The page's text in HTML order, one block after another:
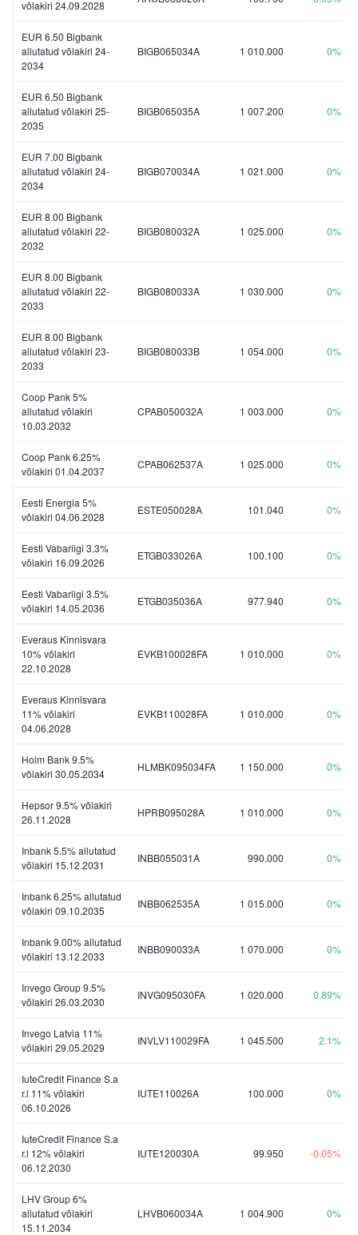
võlakiri 24.09.2028
EUR 6.50 Bigbank
allutatud võlakiri 24-
2034
BIGB065034A 1 010.000 0%
EUR 6.50 Bigbank
allutatud võlakiri 25-
2035
BIGB065035A 1 007.200 0%
EUR 7.00 Bigbank
allutatud võlakiri 24-
2034
BIGB070034A 1 021.000 0%
EUR 8.00 Bigbank
allutatud võlakiri 22-
2032
BIGB080032A 1 025.000 0%
EUR 8.00 Bigbank
allutatud võlakiri 22-
2033
BIGB080033A 1 030.000 0%
EUR 8.00 Bigbank
allutatud võlakiri 23-
2033
BIGB080033B 1 054.000 0%
Coop Pank 5%
allutatud võlakiri
10.03.2032
CPAB050032A 1 003.000 0%
Coop Pank 6.25%
võlakiri 01.04.2037
CPAB062537A 1 025.000 0%
Eesti Energia 5%
võlakiri 04.06.2028
ESTE050028A 101.040 0%
Eesti Vabariigi 3.3%
võlakiri 16.09.2026
ETGB033026A 100.100 0%
Eesti Vabariigi 3.5%
võlakiri 14.05.2036
ETGB035036A 977.940 0%
Everaus Kinnisvara
10% võlakiri
22.10.2028
EVKB100028FA 1 010.000 0%
Everaus Kinnisvara
11% võlakiri
04.06.2028
EVKB110028FA 1 010.000 0%
Holm Bank 9.5%
võlakiri 30.05.2034
HLMBK095034FA 1 150.000 0%
Hepsor 9.5% võlakiri
26.11.2028
HPRB095028A 1 010.000 0%
Inbank 5.5% allutatud
võlakiri 15.12.2031
INBB055031A 990.000 0%
Inbank 6.25% allutatud
võlakiri 09.10.2035
INBB062535A 1 015.000 0%
Inbank 9.00% allutatud
võlakiri 13.12.2033
INBB090033A 1 070.000 0%
Invego Group 9.5%
võlakiri 26.03.2030
INVG095030FA 1 020.000 0.89%
Invego Latvia 11%
võlakiri 29.05.2029
INVLV110029FA 1 045.500 2.1%
IuteCredit Finance S.a
r.l 11% võlakiri
06.10.2026
IUTE110026A 100.000 0%
IuteCredit Finance S.a
r.l 12% võlakiri
06.12.2030
IUTE120030A 99.950 -0.05%
LHV Group 6%
allutatud võlakiri
15.11.2034
LHVB060034A 1 004.900 0%